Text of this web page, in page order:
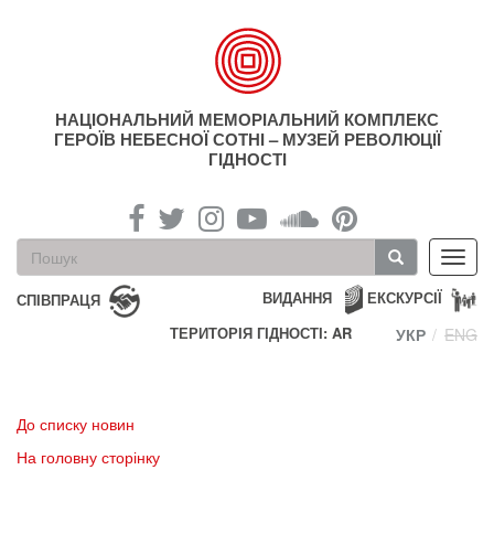
НАЦІОНАЛЬНИЙ МЕМОРІАЛЬНИЙ КОМПЛЕКС
ГЕРОЇВ НЕБЕСНОЇ СОТНІ – МУЗЕЙ РЕВОЛЮЦІЇ
ГІДНОСТІ
Пошукова
форма
Пошук
СПІВПРАЦЯ ЕКСКУРСІЇ
ВИДАННЯ
ТЕРИТОРІЯ ГІДНОСТІ: AR
УКР ENG
До списку новин
На головну сторінку